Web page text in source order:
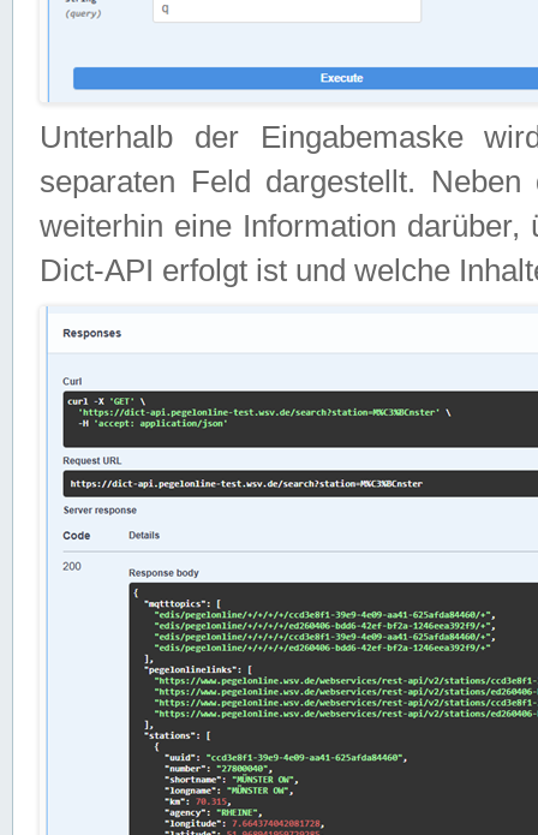
Unterhalb der Eingabemaske
separaten Feld dargestellt.
weiterhin eine Information
Dict-API erfolgt ist und welche